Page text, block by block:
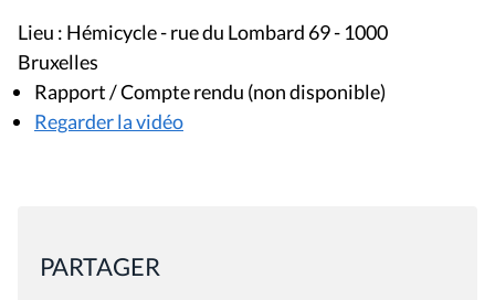
Lieu : Hémicycle - rue du Lombard 69 - 1000
Bruxelles
Rapport / Compte rendu (non disponible)
Regarder la vidéo
PARTAGER